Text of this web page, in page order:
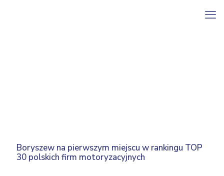
Boryszew na pierwszym miejscu w rankingu TOP
30 polskich firm motoryzacyjnych